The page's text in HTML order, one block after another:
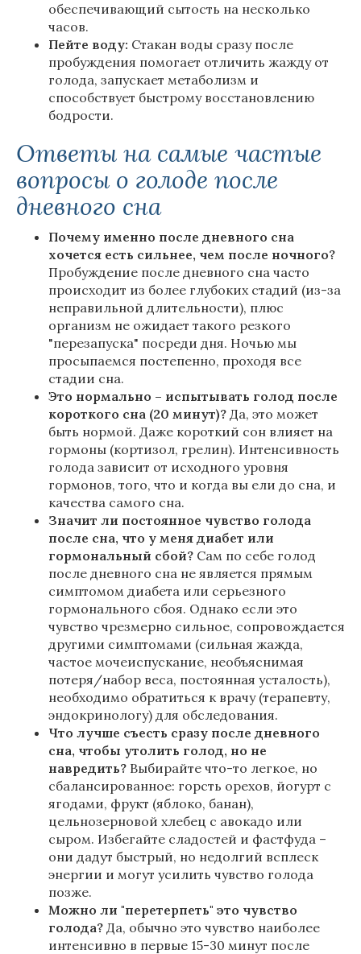
обеспечивающий сытость на несколько
часов.
Пейте воду: Стакан воды сразу после
пробуждения помогает отличить жажду от
голода, запускает метаболизм и
способствует быстрому восстановлению
бодрости.
Ответы на самые частые
вопросы о голоде после
дневного сна
Почему именно после дневного сна
хочется есть сильнее, чем после ночного?
Пробуждение после дневного сна часто
происходит из более глубоких стадий (из-за
неправильной длительности), плюс
организм не ожидает такого резкого
"перезапуска" посреди дня. Ночью мы
просыпаемся постепенно, проходя все
стадии сна.
Это нормально – испытывать голод после
короткого сна (20 минут)? Да, это может
быть нормой. Даже короткий сон влияет на
гормоны (кортизол, грелин). Интенсивность
голода зависит от исходного уровня
гормонов, того, что и когда вы ели до сна, и
качества самого сна.
Значит ли постоянное чувство голода
после сна, что у меня диабет или
гормональный сбой? Сам по себе голод
после дневного сна не является прямым
симптомом диабета или серьезного
гормонального сбоя. Однако если это
чувство чрезмерно сильное, сопровождается
другими симптомами (сильная жажда,
частое мочеиспускание, необъяснимая
потеря/набор веса, постоянная усталость),
необходимо обратиться к врачу (терапевту,
эндокринологу) для обследования.
Что лучше съесть сразу после дневного
сна, чтобы утолить голод, но не
навредить? Выбирайте что-то легкое, но
сбалансированное: горсть орехов, йогурт с
ягодами, фрукт (яблоко, банан),
цельнозерновой хлебец с авокадо или
сыром. Избегайте сладостей и фастфуда –
они дадут быстрый, но недолгий всплеск
энергии и могут усилить чувство голода
позже.
Можно ли "перетерпеть" это чувство
голода? Да, обычно это чувство наиболее
интенсивно в первые 15-30 минут после